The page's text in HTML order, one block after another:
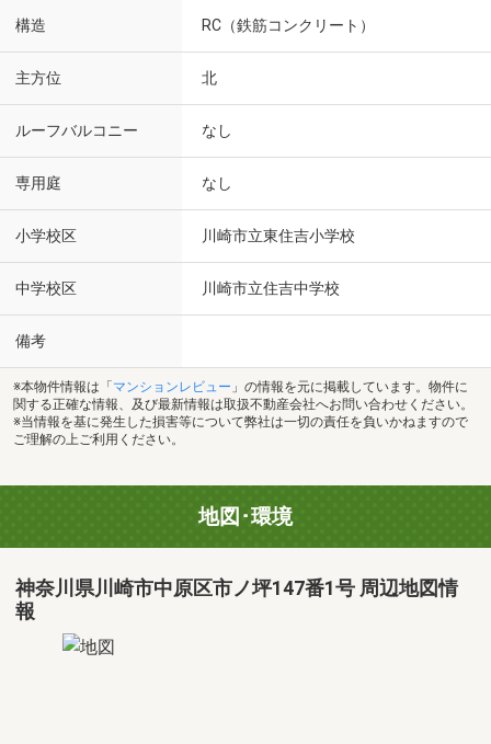
構造 RC（鉄筋コンクリート）
主方位 北
ルーフバルコニー なし
専用庭 なし
小学校区 川崎市立東住吉小学校
中学校区 川崎市立住吉中学校
備考
※本物件情報は「 マンションレビュー 」の情報を元に掲載しています。物件に
関する正確な情報、及び最新情報は取扱不動産会社へお問い合わせください。
※当情報を基に発生した損害等について弊社は一切の責任を負いかねますので
ご理解の上ご利用ください。
地図･環境
神奈川県川崎市中原区市ノ坪147番1号 周辺地図情
報